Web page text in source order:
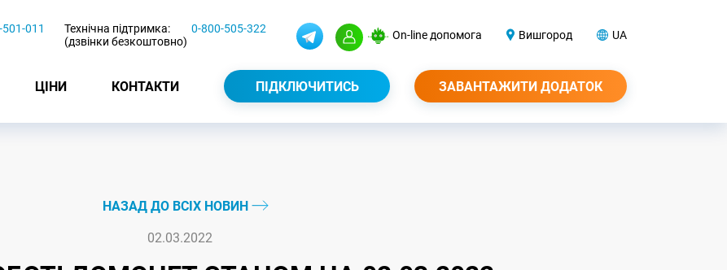
011
Технічна підтримка:
(дзвінки безкоштовно)
0-800-505-322 On-line допомога Вишгород UA
ЦІНИ КОНТАКТИ ПІДКЛЮЧИТИСЬ ЗАВАНТАЖИТИ ДОДАТОК
НАЗАД ДО ВСІХ НОВИН
02.03.2022